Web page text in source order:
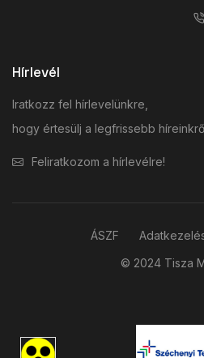
Hírlevél
Iratkozz fel hírlevelünkre,
hogy értesülj a legfrissebb
Feliratkozom a hírlevélre!
© 2024 Tisza
ÁSZF